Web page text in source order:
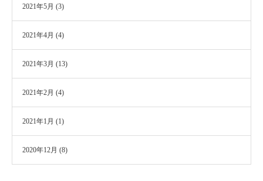
2021年5月 (3)
2021年4月 (4)
2021年3月 (13)
2021年2月 (4)
2021年1月 (1)
2020年12月 (8)